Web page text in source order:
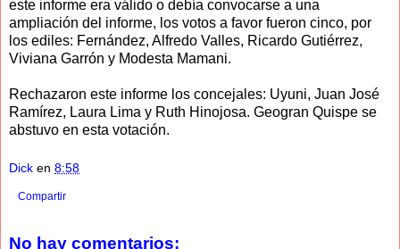
este informe era válido o debía convocarse a una
ampliación del informe, los votos a favor fueron cinco, por
los ediles: Fernández, Alfredo Valles, Ricardo Gutiérrez,
Viviana Garrón y Modesta Mamani.
Rechazaron este informe los concejales: Uyuni, Juan José
Ramírez, Laura Lima y Ruth Hinojosa. Geogran Quispe se
abstuvo en esta votación.
Dick en 8:58
Compartir
No hay comentarios: